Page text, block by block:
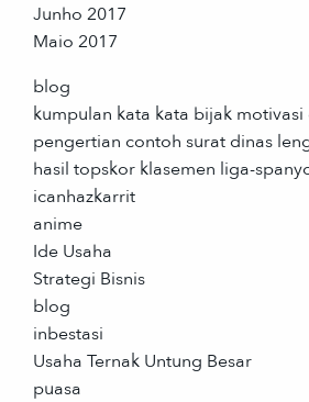
Junho 2017
Maio 2017
blog
kumpulan kata kata bijak motivasi
pengertian contoh surat dinas
hasil topskor klasemen liga-
icanhazkarrit
anime
Ide Usaha
Strategi Bisnis
blog
inbestasi
Usaha Ternak Untung Besar
puasa